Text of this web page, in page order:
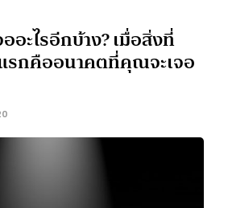
อะไรอีกบ้าง? เมื่อสิ่งที่
รกคืออนาคตที่คุณจะเจอ